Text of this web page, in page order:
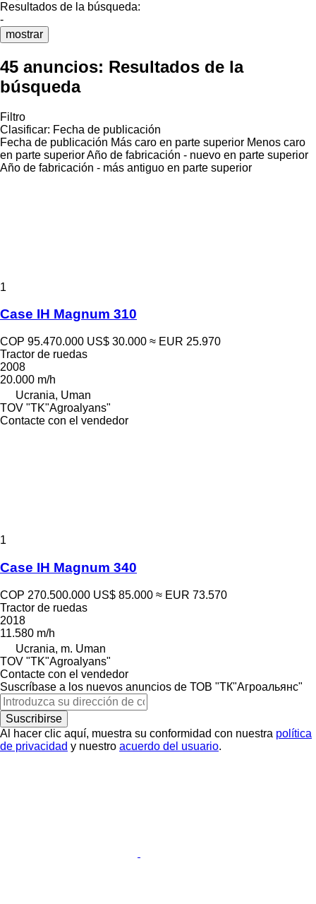
Resultados de la búsqueda:
-
mostrar
45 anuncios: Resultados de la
búsqueda
Filtro
Clasificar: Fecha de publicación
Fecha de publicación Más caro en parte superior Menos caro
en parte superiorAño de fabricación - nuevo en parte superior
Año de fabricación - más antiguo en parte superior
1
Case IH Magnum 310
COP 95.470.000 US$ 30.000 ≈ EUR 25.970
Tractor de ruedas
2008
20.000 m/h
Ucrania, Uman
TOV "TK"Agroalyans"
Contacte con el vendedor
1
Case IH Magnum 340
COP 270.500.000 US$ 85.000 ≈ EUR 73.570
Tractor de ruedas
2018
11.580 m/h
Ucrania, m. Uman
TOV "TK"Agroalyans"
Contacte con el vendedor
Suscríbase a los nuevos anuncios de ТОВ "ТК"Агроальянс"
Suscribirse
Al hacer clic aquí, muestra su conformidad con nuestra política
de privacidad y nuestro acuerdo del usuario.